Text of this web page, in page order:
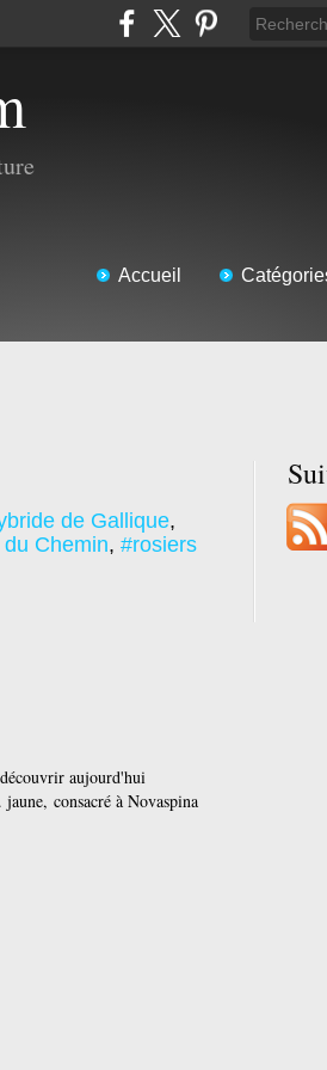
Accueil
de Gallique,
Chemin, #rosiers
aujourd'hui
consacré à Novaspina